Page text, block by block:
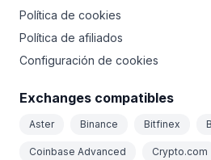
Política de cookies
Política de afiliados
Configuración de cookies
Exchanges compatibles
Aster Binance Bitfinex
Coinbase Advanced Crypto.com